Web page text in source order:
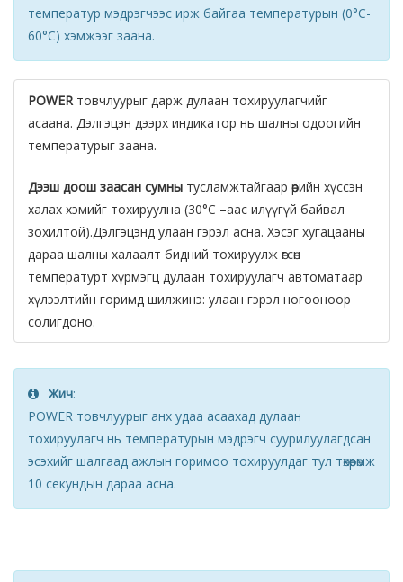
температур мэдрэгчээс ирж байгаа температурын (0°C-
60°C) хэмжээг заана.
POWERтовчлуурыг дарж дулаан тохируулагчийг
асаана. Дэлгэцэн дээрх индикатор нь шалны одоогийн
температурыг заана.
Дээш доош заасан сумны тусламжтайгаар өөрийн хүссэн
халах хэмийг тохируулна (30°C –аас илүүгүй байвал
зохилтой).Дэлгэцэнд улаан гэрэл асна. Хэсэг хугацааны
дараа шалны халаалт бидний тохируулж өгсөн
температурт хүрмэгц дулаан тохируулагч автоматаар
хүлээлтийн горимд шилжинэ: улаан гэрэл ногооноор
солигдоно.
Жич:
POWER товчлуурыг анх удаа асаахад дулаан
тохируулагч нь температурын мэдрэгч суурилуулагдсан
эсэхийг шалгаад ажлын горимоо тохируулдаг тул төхөөрөмж
10 секундын дараа асна.